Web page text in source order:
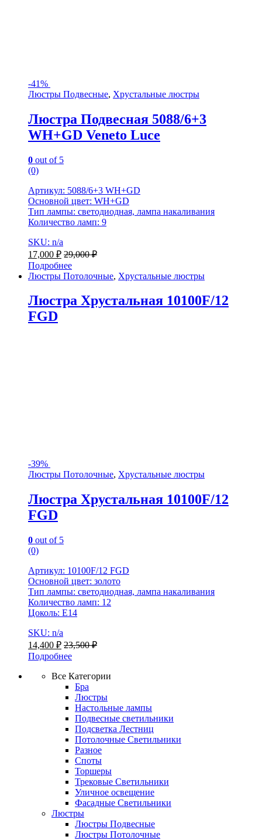
-41%
Люстры Подвесные, Хрустальные люстры
Люстра Подвесная 5088/6+3
WH+GD Veneto Luce
0 out of 5
(0)
Артикул: 5088/6+3 WH+GD
Основной цвет: WH+GD
Тип лампы: светодиодная, лампа накаливания
Количество ламп: 9
SKU: n/a
17,000 ₽ 29,000₽
Подробнее
Люстры Потолочные, Хрустальные люстры
Люстра Хрустальная 10100F/12
FGD
-39%
Люстры Потолочные, Хрустальные люстры
Люстра Хрустальная 10100F/12
FGD
0 out of 5
(0)
Артикул: 10100F/12 FGD
Основной цвет: золото
Тип лампы: светодиодная, лампа накаливания
Количество ламп: 12
Цоколь: Е14
SKU: n/a
14,400 ₽ 23,500₽
Подробнее
Все Категории
Бра
Люстры
Настольные лампы
Подвесные светильники
Подсветка Лестниц
Потолочные Светильники
Разное
Споты
Торшеры
Трековые Светильники
Уличное освещение
Фасадные Светильники
Люстры
Люстры Подвесные
Люстры Потолочные